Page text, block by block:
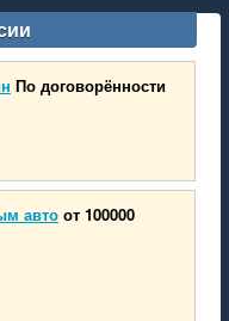
По договорённости
авто от 100000